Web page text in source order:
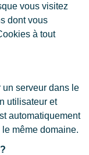
vous visitez
dont vous
à tout
serveur dans le
utilisateur et
automatiquement
même domaine.